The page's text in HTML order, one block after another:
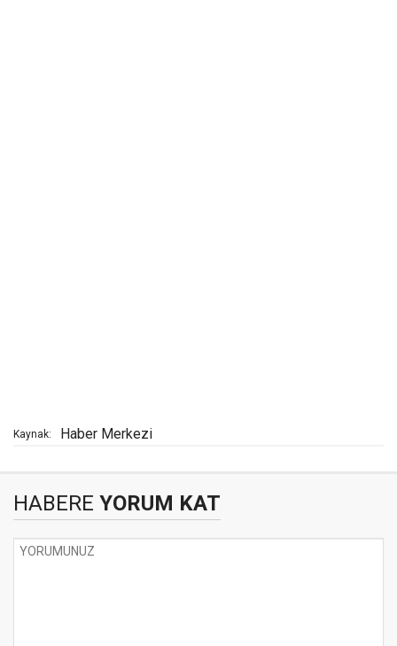
Kaynak: Haber Merkezi
HABERE YORUM KAT